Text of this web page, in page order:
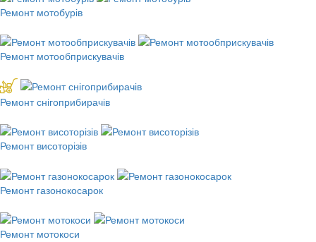
Ремонт мотобурів
Ремонт мотообприскувачів
Ремонт снігоприбирачів
Ремонт висоторізів
Ремонт газонокосарок
Ремонт мотокоси